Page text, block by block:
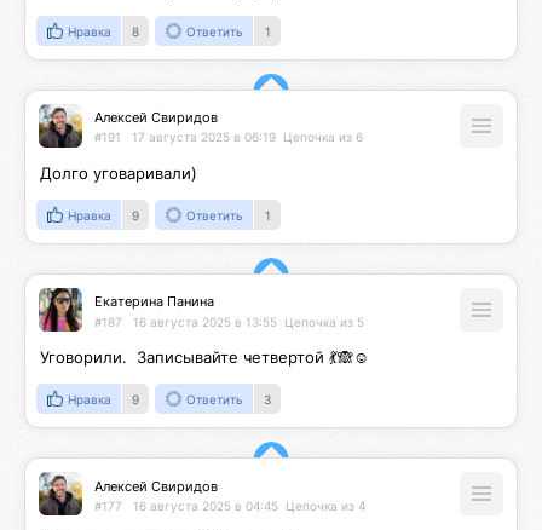
Нравка 8 Ответить 1
Алексей Свиридов
#191 17 августа 2025 в 06:19 Цепочка из 6
Долго уговаривали)
Нравка 9 Ответить 1
Екатерина Панина
#187 16 августа 2025 в 13:55 Цепочка из 5
Уговорили.  Записывайте четвертой 💃🙈☺️
Нравка 9 Ответить 3
Алексей Свиридов
#177 16 августа 2025 в 04:45 Цепочка из 4